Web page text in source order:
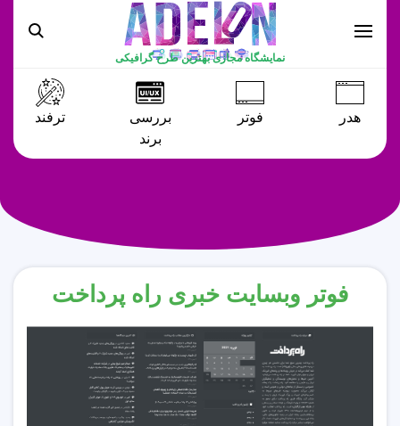
نمایشگاه مجازی بهترین طرح گرافیکی
هدر فوتر
بررسی
برند
ترفند
فوتر وبسایت خبری راه پرداخت